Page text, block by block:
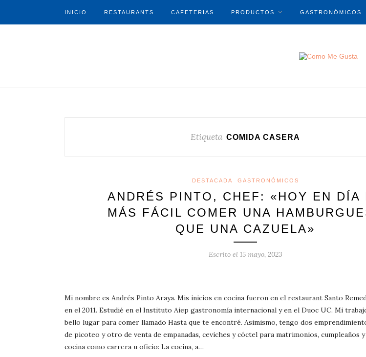
INICIO RESTAURANTS CAFETERIAS PRODUCTOS GASTRONÓMICOS
Etiqueta COMIDA CASERA
DESTACADA GASTRONÓMICOS
ANDRÉS PINTO, CHEF: «HOY EN DÍA
MÁS FÁCIL COMER UNA
QUE UNA CAZUELA»
Escrito el 15 mayo, 2023
Mi nombre es Andrés Pinto Araya. Mis inicios en cocina fueron en el restaurant Santo
en el 2011. Estudié en el Instituto Aiep gastronomía internacional y en el Duoc UC. Mi
bello lugar para comer llamado Hasta que te encontré. Asimismo, tengo dos
de picoteo y otro de venta de empanadas, ceviches y cóctel para matrimonios, cumpleaños
cocina como carrera u oficio: La cocina, a…